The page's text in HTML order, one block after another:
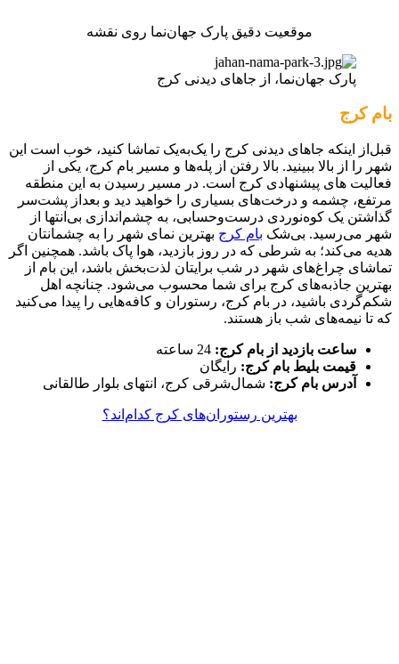
موقعیت دقیق پارک جهان‌نما روی نقشه
پارک جهان‌نما، از جاهای دیدنی کرج
بام کرج
قبل‌از اینکه جاهای دیدنی کرج را یک‌به‌یک تماشا کنید، خوب است این
شهر را از بالا ببینید. بالا رفتن از پله‌ها و مسیر بام کرج، یکی از
فعالیت های پیشنهادی کرج است. در مسیر رسیدن به این منطقه
مرتفع، چشمه و درخت‌های بسیاری را خواهید دید و بعداز پشت‌سر
گذاشتن یک کوه‌نوردی درست‌وحسابی، به چشم‌اندازی بی‌انتها از
شهر می‌رسید. بی‌شک بام کرج بهترین نمای شهر را به چشمانتان
هدیه می‌کند؛ به شرطی که در روز بازدید، هوا پاک باشد. همچنین اگر
تماشای چراغ‌های شهر در شب برایتان لذت‌بخش باشد، این بام از
بهترین جاذبه‌های کرج برای شما محسوب می‌شود. چنانچه اهل
شکم‌گردی باشید، در بام کرج، رستوران‌ و کافه‌هایی را پیدا می‌کنید
که تا نیمه‌های شب باز هستند.
ساعت بازدید از بام کرج:
قیمت بلیط بام کرج: رایگان
آدرس بام کرج: شمال‌شرقی کرج، انتهای بلوار طالقانی
بهترین رستوران‌های کرج کدام‌اند؟